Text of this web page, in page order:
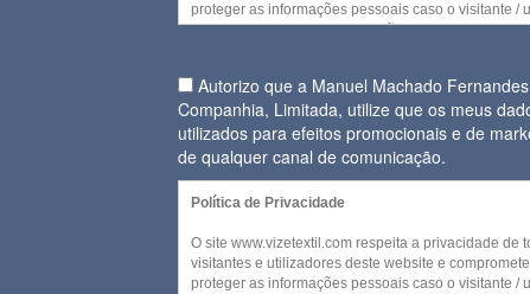
proteger as informações pessoais caso o visitante /
decida partilhar. Algumas secções e / ou
No entanto, quando for necessária a recolha de
pessoal para disponibilizar serviços ou quando
decidir fornecer alguns dos seus dados pessoais, a
daquela informação e daqueles dados será efetuada
cumprimento
(Regulamento (UE) 2016/679 do Parlamento
Conselho de 27 de abril de 2016) de forma a ser
Autorizo que a Manuel Machado
Companhia, Limitada, utilize que os meus
utilizados para efeitos promocionais e de
de qualquer canal de comunicação.
Política de Privacidade
O site www.vizetextil.com respeita a privacidade de
visitantes e utilizadores deste website e
proteger as informações pessoais caso o visitante /